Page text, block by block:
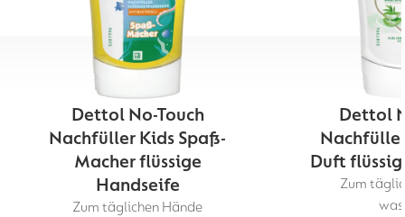
Dettol No-Touch
Nachfüller Kids Spaß-
Macher flüssige
Handseife
Zum täglichen Hände
Dettol
Duft
Zum